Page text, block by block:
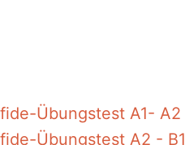
fide-Übungstest A1- A2
fide-Übungstest A2 - B1